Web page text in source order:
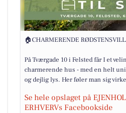
🏠CHARMERENDE
På Tværgade 10 i Felsted får I et
charmerende hus - med en helt
og dejlig lys. Her føler man sig
Se hele opslaget på
ERHVERVs Facebookside